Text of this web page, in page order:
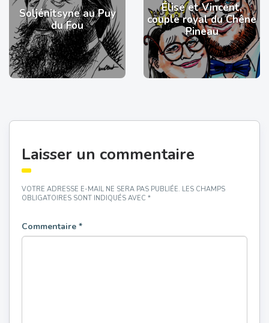
Soljénitsyne au Puy
du Fou
Élise et Vincent,
couple royal du Chêne
Pineau
Laisser un commentaire
VOTRE ADRESSE E-MAIL NE SERA PAS PUBLIÉE. LES CHAMPS
OBLIGATOIRES SONT INDIQUÉS AVEC *
Commentaire *